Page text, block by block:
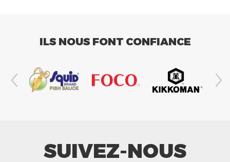
ILS NOUS FONT CONFIANCE
SUIVEZ-NOUS